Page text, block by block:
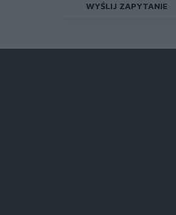
WYŚLIJ ZAPYTANIE